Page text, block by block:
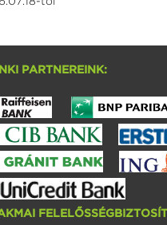
PARTNEREINK: